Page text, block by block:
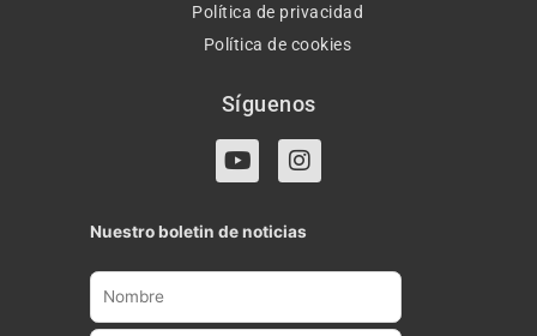
Política de privacidad
Política de cookies
Síguenos
Y
o
t
u
b
I
n
t
a
g
a
Nuestro boletin de noticias